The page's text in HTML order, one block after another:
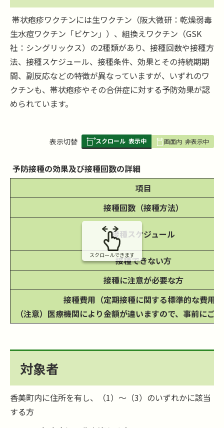
帯状疱疹ワクチンには生ワクチン（阪大微研：乾燥弱毒
生水痘ワクチン「ビケン」）、組換えワクチン（GSK
社：シングリックス）の2種類があり、接種回数や接種方
法、接種スケジュール、接種条件、効果とその持続期期
間、副反応などの特徴が異なっていますが、いずれのワ
クチンも、帯状疱疹やその合併症に対する予防効果が認
められています。
表
み
の
表示切替 スクロール 表示中 画面内 非表示中
予防接種の効果及び接種回数の詳細
項目
接種回数（接種方法）
接種スケジュール
接種できない方
接種に注意が必要な方
接種費用（定期接種に関する標準的な費用）
（注意）医療機関により金額が違いますので、事前にご
スクロールできます
対象者
香美町内に住所を有し、（1）～（3）のいずれかに該当
する方